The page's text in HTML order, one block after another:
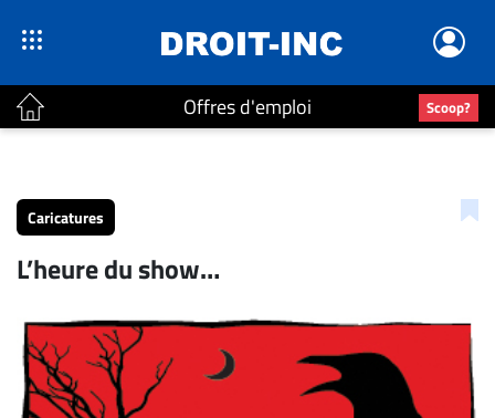
Offres d'emploi Scoop?
Accueil
Continu
Bureaux
Conseillers
Juridiques
Caricatures
L’heure du show…